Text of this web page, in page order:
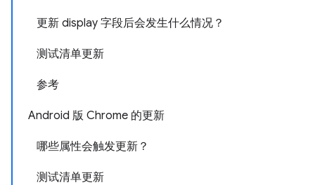
更新 display 字段后会发生什么情况？
测试清单更新
参考
Android 版 Chrome 的更新
哪些属性会触发更新？
测试清单更新